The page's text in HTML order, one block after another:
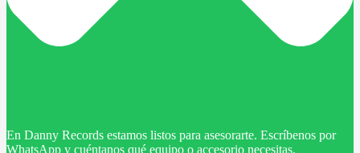
En Danny Records estamos listos para asesorarte. Escríbenos por
WhatsApp y cuéntanos qué equipo o accesorio necesitas.